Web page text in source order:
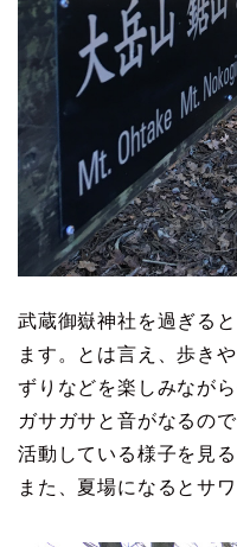
武蔵御嶽神社を過ぎる
ます。とは言え、歩き
ずりなどを楽しみなが
ガサガサと音がなるの
活動している様子を見
また、夏場になるとサ